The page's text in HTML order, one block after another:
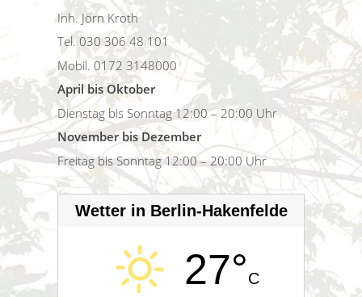
Inh. Jörn Kroth
Tel. 030 306 48 101
Mobil. 0172 3148000
April bis Oktober
Dienstag bis Sonntag 12:00 – 20:00 Uhr
November bis Dezember
Freitag bis Sonntag 12:00 – 20:00 Uhr
Wetter in Berlin-Hakenfelde
27°C